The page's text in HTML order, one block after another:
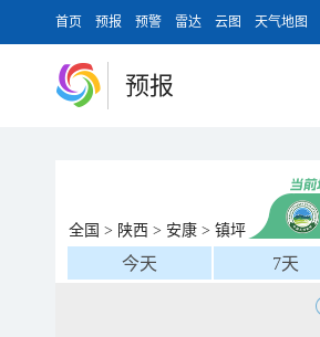
首页 预报 预警 雷达 云图 天气地图
预报
全国 > 陕西 > 安康 > 镇坪
今天 7天